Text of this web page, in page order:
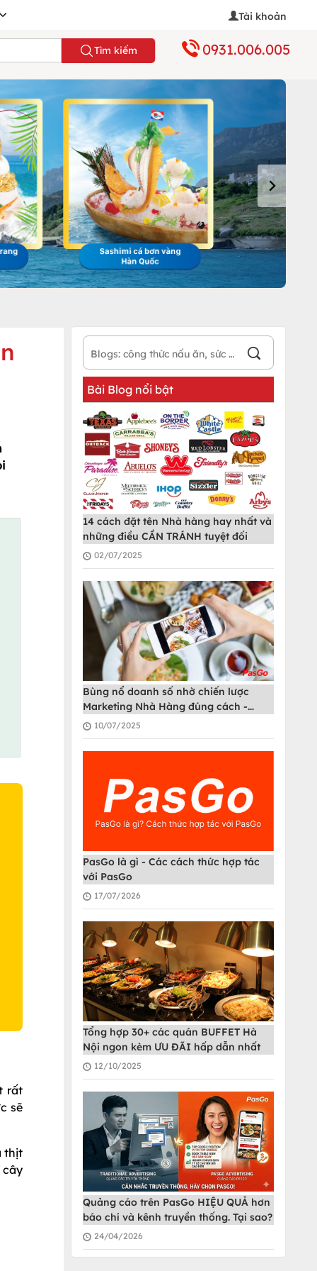
Tài khoản
Tìm kiếm 0931.006.005
rất
sẽ
thịt
cây
Bài Blog nổi bật
14 cách đặt tên Nhà hàng hay nhất và
những điều CẦN TRÁNH tuyệt đối
02/07/2025
Bùng nổ doanh số nhờ chiến lược
Marketing Nhà Hàng đúng cách -
PasGo
10/07/2025
PasGo là gì - Các cách thức hợp tác
với PasGo
17/07/2026
Tổng hợp 30+ các quán BUFFET Hà
Nội ngon kèm ƯU ĐÃI hấp dẫn nhất
12/10/2025
Quảng cáo trên PasGo HIỆU QUẢ hơn
báo chí và kênh truyền thống. Tại sao?
24/04/2026